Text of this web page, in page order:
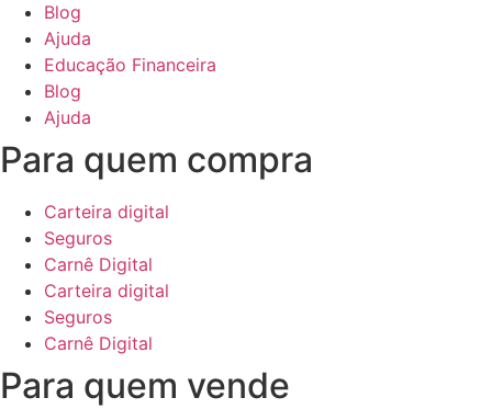
Blog
Ajuda
Educação Financeira
Blog
Ajuda
Para quem compra
Carteira digital
Seguros
Carnê Digital
Carteira digital
Seguros
Carnê Digital
Para quem vende